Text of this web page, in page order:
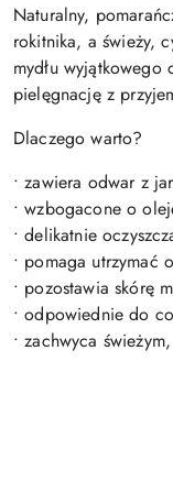
Naturalny,
rokitnika, a świeży,
mydłu wyjątkowego
pielęgnację z
Dlaczego warto?
• zawiera odwar z
• wzbogacone o
• delikatnie
• pomaga utrzymać
• pozostawia skórę
• odpowiednie do
• zachwyca